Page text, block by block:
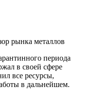
рынка металлов
периода
в своей сфере
все ресурсы,
в дальнейшем.